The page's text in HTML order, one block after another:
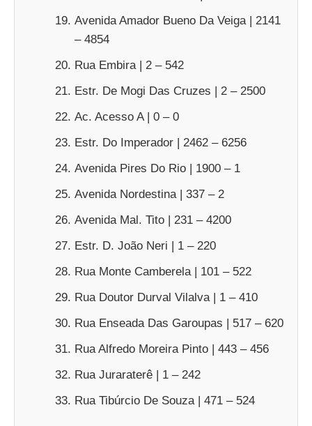
Avenida Amador Bueno Da Veiga | 2141
– 4854
Rua Embira | 2 – 542
Estr. De Mogi Das Cruzes | 2 – 2500
Ac. Acesso A | 0 – 0
Estr. Do Imperador | 2462 – 6256
Avenida Pires Do Rio | 1900 – 1
Avenida Nordestina | 337 – 2
Avenida Mal. Tito | 231 – 4200
Estr. D. João Neri | 1 – 220
Rua Monte Camberela | 101 – 522
Rua Doutor Durval Vilalva | 1 – 410
Rua Enseada Das Garoupas | 517 – 620
Rua Alfredo Moreira Pinto | 443 – 456
Rua Juraraterê | 1 – 242
Rua Tibúrcio De Souza | 471 – 524